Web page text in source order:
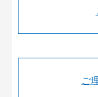
ご